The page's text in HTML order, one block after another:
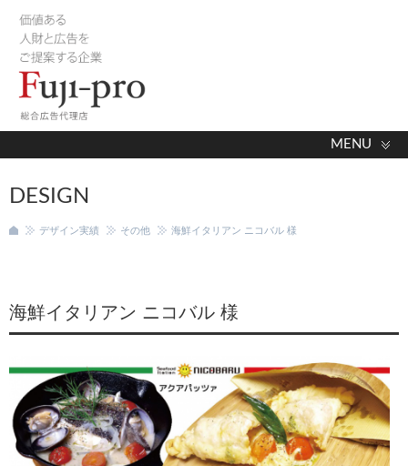
MENU
海鮮イタリアン ニコバル 様
DESIGN
デザイン実績 その他 海鮮イタリアン ニコバル 様